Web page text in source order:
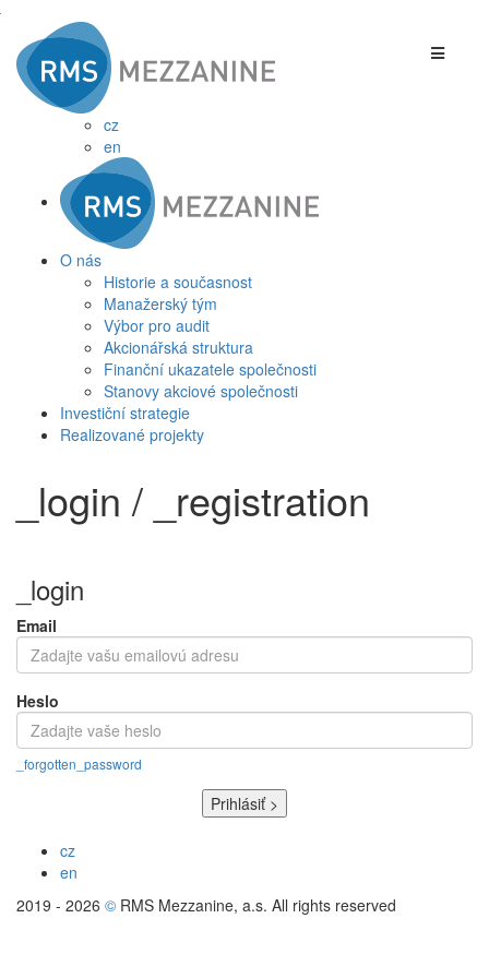
cz
en
O nás
Historie a současnost
Manažerský tým
Výbor pro audit
Akcionářská struktura
Finanční ukazatele společnosti
Stanovy akciové společnosti
Investiční strategie
Realizované projekty
_login / _registration
_login
Email
Heslo
_forgotten_password
cz
en
2019 - 2026 © RMS Mezzanine, a.s. All rights reserved